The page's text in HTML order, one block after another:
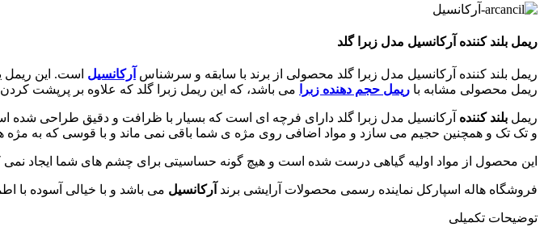
ریمل بلند کننده آرکانسیل مدل زبرا گلد
ریمل بلند کننده آرکانسیل مدل زبرا گلد محصولی از برند با سابقه و سرشناس آرکانسیل است. این ریمل
ریمل محصولی مشابه با ریمل حجم دهنده زبرا می باشد، که این ریمل زبرا گلد که علاوه بر پرپشت
ریمل بلند کننده آرکانسیل مدل زبرا گلد دارای فرچه ای است که بسیار با ظرافت و دقیق طراحی
و تک تک و همچنین حجیم می سازد و مواد اضافی روی مژه ی شما باقی نمی ماند و با قوسی که به مژه
این محصول از مواد اولیه گیاهی درست شده است و هیچ گونه حساسیتی برای چشم های شما ایجاد نمی
فروشگاه هاله اسپارکل نماینده رسمی محصولات آرایشی برند آرکانسیل می باشد و با خیالی آسوده با
توضیحات تکمیلی